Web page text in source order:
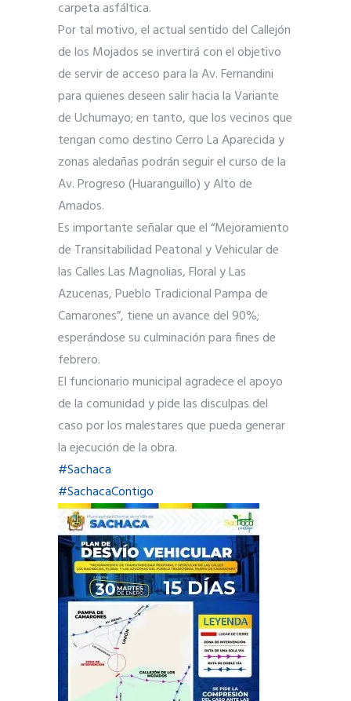
carpeta asfáltica.
Por tal motivo, el actual sentido del Callejón
de los Mojados se invertirá con el objetivo
de servir de acceso para la Av. Fernandini
para quienes deseen salir hacia la Variante
de Uchumayo; en tanto, que los vecinos que
tengan como destino Cerro La Aparecida y
zonas aledañas podrán seguir el curso de la
Av. Progreso (Huaranguillo) y Alto de
Amados.
Es importante señalar que el “Mejoramiento
de Transitabilidad Peatonal y Vehicular de
las Calles Las Magnolias, Floral y Las
Azucenas, Pueblo Tradicional Pampa de
Camarones”, tiene un avance del 90%;
esperándose su culminación para fines de
febrero.
El funcionario municipal agradece el apoyo
de la comunidad y pide las disculpas del
caso por los malestares que pueda generar
la ejecución de la obra.
#Sachaca
#SachacaContigo